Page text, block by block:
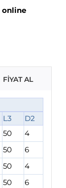
online
FİYAT AL
L3
D2
50
4
50
6
50
4
50
6